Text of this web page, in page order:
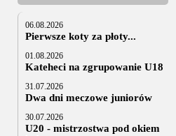
06.08.2026
Pierwsze koty za płoty...
01.08.2026
Kateheci na zgrupowanie U18
31.07.2026
Dwa dni meczowe juniorów
30.07.2026
U20 - mistrzostwa pod okiem